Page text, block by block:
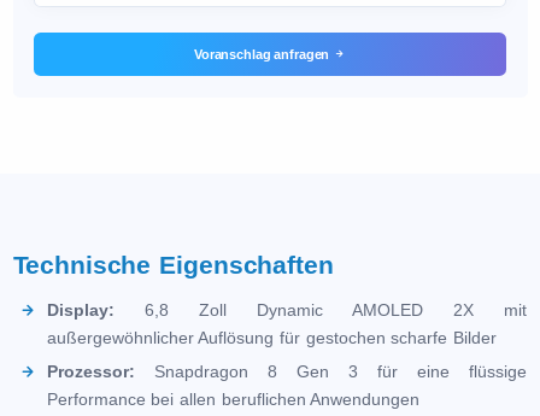
Voranschlag anfragen
Technische Eigenschaften
Display: 6,8 Zoll Dynamic AMOLED 2X mit
außergewöhnlicher Auflösung für gestochen scharfe Bilder
Prozessor: Snapdragon 8 Gen 3 für eine flüssige
Performance bei allen beruflichen Anwendungen